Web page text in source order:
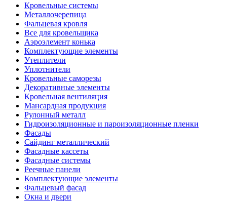
Кровельные системы
Металлочерепица
Фальцевая кровля
Все для кровельщика
Аэроэлемент конька
Комплектующие элементы
Утеплители
Уплотнители
Кровельные саморезы
Декоративные элементы
Кровельная вентиляция
Мансардная продукция
Рулонный металл
Гидроизоляционные и пароизоляционные пленки
Фасады
Сайдинг металлический
Фасадные кассеты
Фасадные системы
Реечные панели
Комплектующие элементы
Фальцевый фасад
Окна и двери